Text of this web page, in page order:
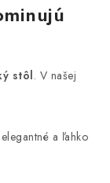
stôl. V našej
a ľahko